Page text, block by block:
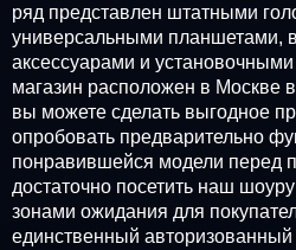
ряд представлен штатными
универсальными планшетами,
аксессуарами и
магазин расположен в Москве
вы можете сделать выгодное
опробовать предварительно
понравившейся модели перед
достаточно посетить наш
зонами ожидания для
единственный